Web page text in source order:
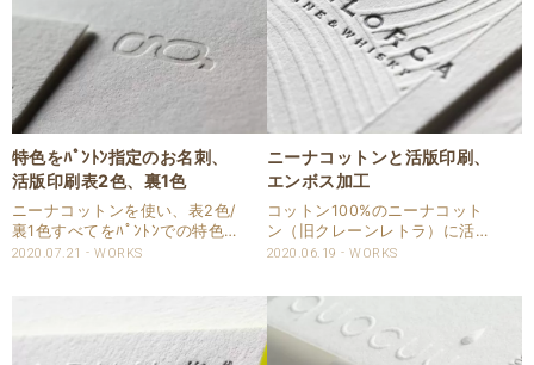
特色をﾊﾟﾝﾄﾝ指定のお名刺、
活版印刷表2色、裏1色
ニーナコットンを使い、表2色/
裏1色すべてをﾊﾟﾝﾄﾝでの特色指
定の活版名刺を御注文いただき
660×1016判：19..
2020.07.21 WORKS
ニーナコットンと活版印刷、
エンボス加工
コットン100%のニーナコット
ン（旧クレーンレトラ）に活版
印刷とエンボス加工をしたお名
ナコットンの優しい柔らかな感
じが活版印刷とエンボスの加工
にメリハリが付き素敵な仕上が
りになっています。 ..
2020.06.19 WORKS